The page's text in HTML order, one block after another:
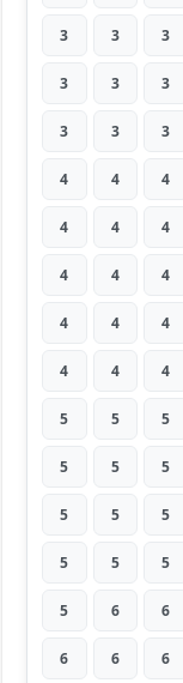
3 3 3
3 3 3
3 3 3
4 4 4
4 4 4
4 4 4
4 4 4
4 4 4
5 5 5
5 5 5
5 5 5
5 5 5
5 6 6
6 6 6